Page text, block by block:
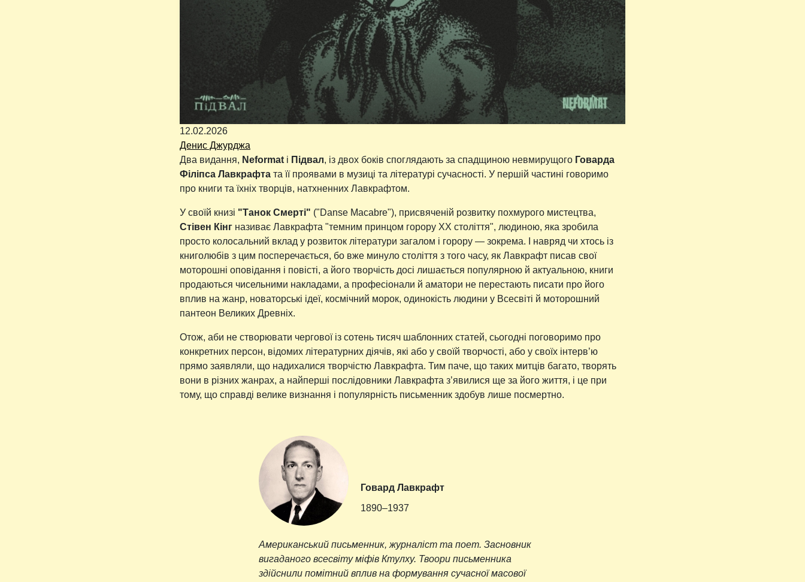
12.02.2026
Денис Джурджа
Два видання, Neformat і Підвал, із двох боків споглядають за спадщиною невмирущого Говарда
Філіпса Лавкрафта та її проявами в музиці та літературі сучасності. У першій частині говоримо
про книги та їхніх творців, натхненних Лавкрафтом.
У своїй книзі "Танок Смерті" ("Danse Macabre"), присвяченій розвитку похмурого мистецтва,
Стівен Кінг називає Лавкрафта "темним принцом горору XX століття", людиною, яка зробила
просто колосальний вклад у розвиток літератури загалом і горору — зокрема. І навряд чи хтось із
книголюбів з цим посперечається, бо вже минуло століття з того часу, як Лавкрафт писав свої
моторошні оповідання і повісті, а його творчість досі лишається популярною й актуальною, книги
продаються чисельними накладами, а професіонали й аматори не перестають писати про його
вплив на жанр, новаторські ідеї, космічний морок, одинокість людини у Всесвіті й моторошний
пантеон Великих Древніх.
Отож, аби не створювати чергової із сотень тисяч шаблонних статей, сьогодні поговоримо про
конкретних персон, відомих літературних діячів, які або у своїй творчості, або у своїх інтерв’ю
прямо заявляли, що надихалися творчістю Лавкрафта. Тим паче, що таких митців багато, творять
вони в різних жанрах, а найперші послідовники Лавкрафта з’явилися ще за його життя, і це при
тому, що справді велике визнання і популярність письменник здобув лише посмертно.
Говард Лавкрафт
1890–1937
Американський письменник, журналіст та поет. Засновник
вигаданого всесвіту міфів Ктулху. Твоори письменника
здійснили помітний вплив на формування сучасної масової